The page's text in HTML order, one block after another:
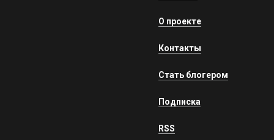
О проекте
Контакты
Стать блогером
Подписка
RSS